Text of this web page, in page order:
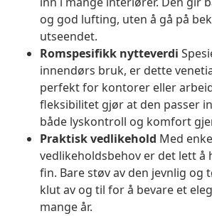
og god lufting, uten å gå på
utseendet.
Romspesifikk nytteverdi
innendørs bruk, er dette
perfekt for kontorer eller
fleksibilitet gjør at den passer
både lyskontroll og komfort
Praktisk vedlikehold Med
vedlikeholdsbehov er det lett å
fin. Bare støv av den jevnlig og
klut av og til for å bevare et
mange år.